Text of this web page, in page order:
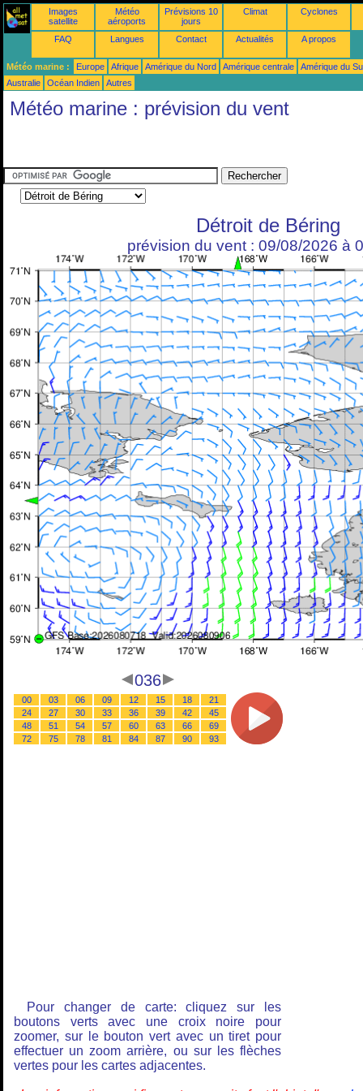
Images
satellite
Météo
aéroports
Prévisions 10
jours
Climat Cyclones
FAQ Langues Contact Actualités A propos
Météo marine : Europe Afrique Amérique du Nord Amérique centrale
Amérique du
Australie
Océan Indien Autres
Météo marine : prévision du vent
Détroit de Béring
prévision du vent : 09/08/2026 à
036
00 03 06 09 12 15 18
21
24
27 30 33 36 39 42
45
48
51 54 57 60 63 66
69
72
75 78 81 84 87 90 93
Pour changer de carte: cliquez sur les
boutons verts avec une croix noire pour
zoomer, sur le bouton vert avec un tiret pour
effectuer un zoom arrière, ou sur les flèches
vertes pour les cartes adjacentes.